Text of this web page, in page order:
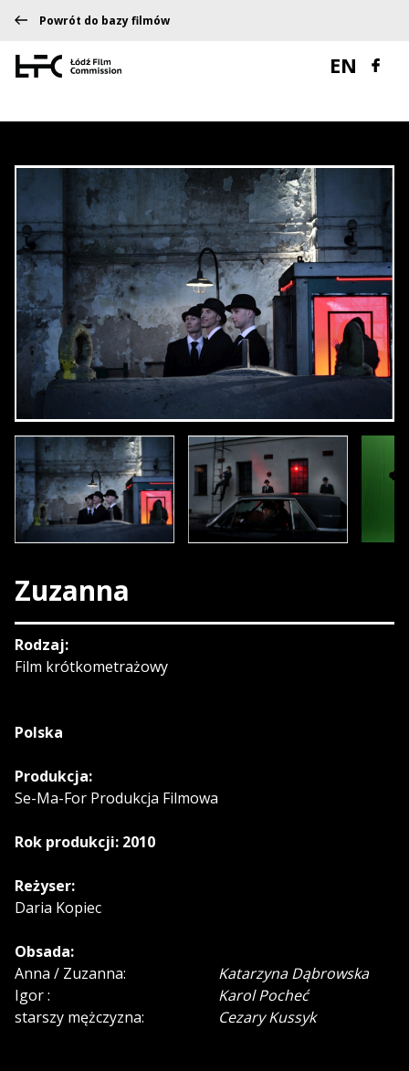
Powrót do bazy filmów
EN
Zuzanna
Rodzaj:
Film krótkometrażowy
Polska
Produkcja:
Se-Ma-For Produkcja Filmowa
Rok produkcji: 2010
Reżyser:
Daria Kopiec
Obsada:
Anna / Zuzanna:
Katarzyna Dąbrowska
Igor :
Karol Pocheć
starszy mężczyzna:
Cezary Kussyk